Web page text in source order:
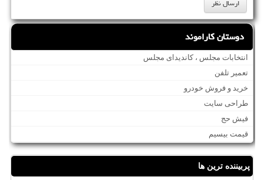
دوستان کاراموند
انتخابات مجلس ، کاندیدای مجلس
تعمیر تلفن
خرید و فروش خودرو
طراحی سایت
فیش حج
قیمت بیسیم
پربیننده ترین ها